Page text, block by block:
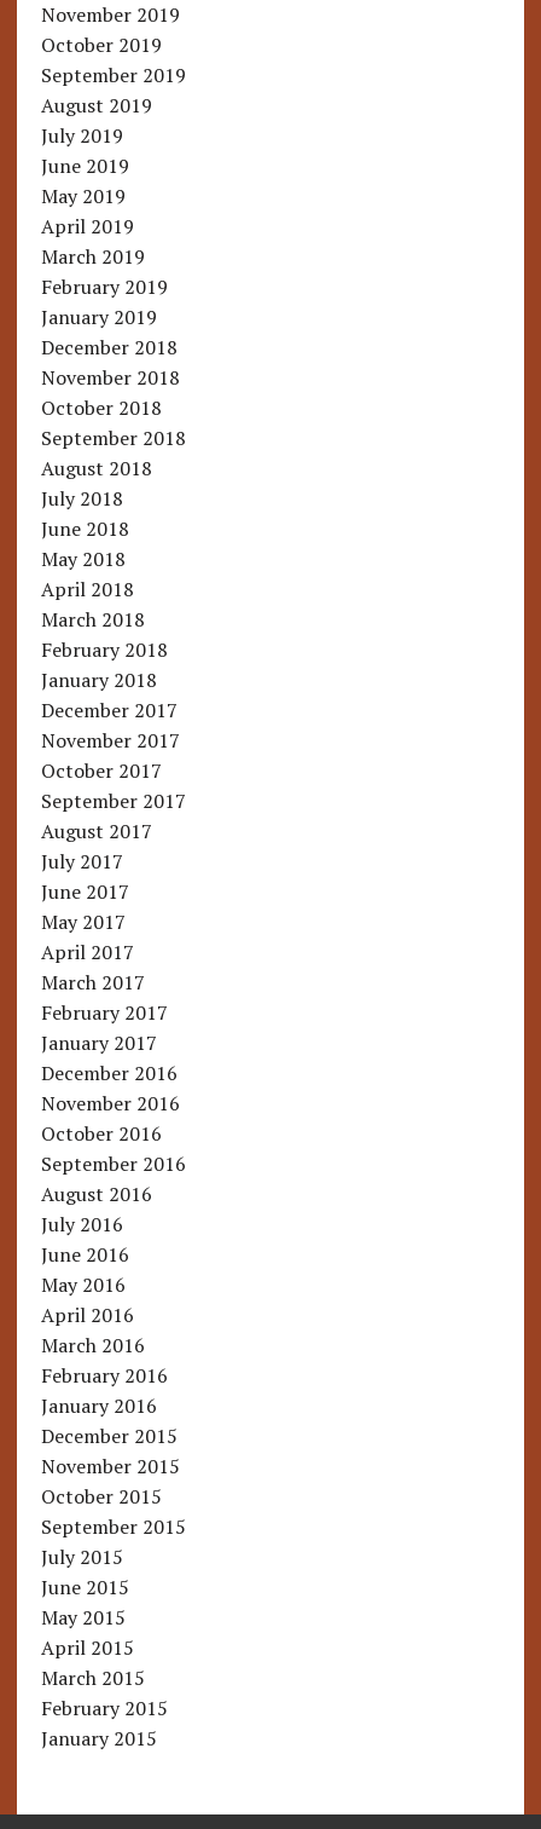
November 2019
October 2019
September 2019
August 2019
July 2019
June 2019
May 2019
April 2019
March 2019
February 2019
January 2019
December 2018
November 2018
October 2018
September 2018
August 2018
July 2018
June 2018
May 2018
April 2018
March 2018
February 2018
January 2018
December 2017
November 2017
October 2017
September 2017
August 2017
July 2017
June 2017
May 2017
April 2017
March 2017
February 2017
January 2017
December 2016
November 2016
October 2016
September 2016
August 2016
July 2016
June 2016
May 2016
April 2016
March 2016
February 2016
January 2016
December 2015
November 2015
October 2015
September 2015
July 2015
June 2015
May 2015
April 2015
March 2015
February 2015
January 2015